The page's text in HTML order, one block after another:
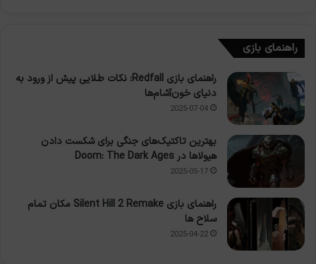
راهنمای بازی
راهنمای بازی Redfall: نکات طلایی پیش از ورود به
دنیای خون‌آشام‌ها
2025-07-04
بهترین تاکتیک‌های جنگی برای شکست دادن
هیولاها در Doom: The Dark Ages
2025-05-17
راهنمای بازی Silent Hill 2 Remake مکان تمام
سلاح ها
2025-04-22